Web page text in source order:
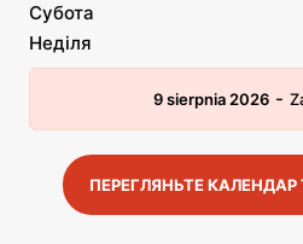
Субота
Неділя
9 sierpnia 2026 -
ПЕРЕГЛЯНЬТЕ КАЛЕНДАР